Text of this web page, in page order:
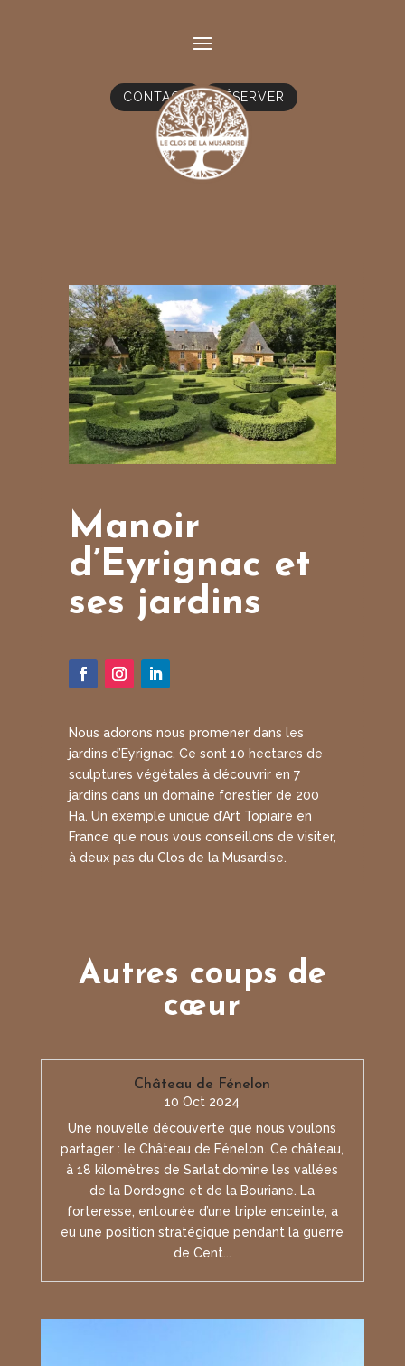
CONTACT RÉSERVER
Manoir
d’Eyrignac et
ses jardins
Nous adorons nous promener dans les
jardins d’Eyrignac. Ce sont 10 hectares de
sculptures végétales à découvrir en 7
jardins dans un domaine forestier de 200
Ha. Un exemple unique d’Art Topiaire en
France que nous vous conseillons de visiter,
à deux pas du Clos de la Musardise.
Autres coups de
cœur
Château de Fénelon
10 Oct 2024
Une nouvelle découverte que nous voulons
partager : le Château de Fénelon. Ce château,
à 18 kilomètres de Sarlat,domine les vallées
de la Dordogne et de la Bouriane. La
forteresse, entourée d’une triple enceinte, a
eu une position stratégique pendant la guerre
de Cent...